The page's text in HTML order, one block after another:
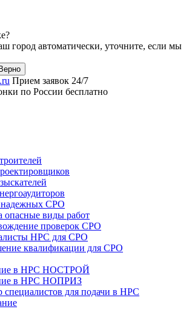
?
город автоматически, уточните, если мы
Верно
Прием заявок 24/7
по России бесплатно
надежных СРО
виды работ
проверок СРО
НРС для СРО
квалификации для СРО
в НРС НОСТРОЙ
в НРС НОПРИЗ
специалистов для подачи в НРС